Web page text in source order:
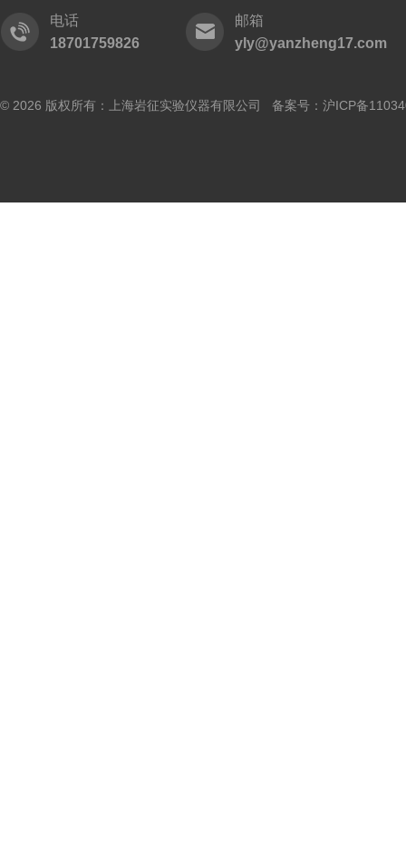
电话
18701759826
邮箱
yly@yanzheng17.com
© 2026 版权所有：上海岩征实验仪器有限公司 备案号： 沪ICP备